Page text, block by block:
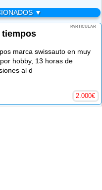
▼
PARTICULAR
tiempos
marca swissauto en muy
hobby, 13 horas de
al d
2.000€